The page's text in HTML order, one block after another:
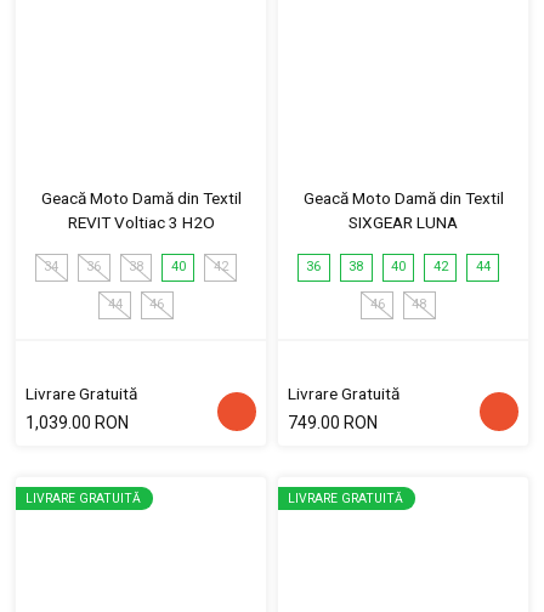
Geacă Moto Damă din Textil
REVIT Voltiac 3 H2O
34 36 38 40 42
44 46
Livrare Gratuită
1,039.00 RON
Geacă Moto Damă din Textil
SIXGEAR LUNA
36 38 40 42 44
46 48
Livrare Gratuită
749.00 RON
LIVRARE GRATUITĂ LIVRARE GRATUITĂ